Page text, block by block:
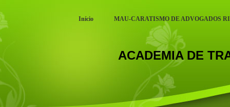
Início MAU-CARATISMO DE ADVOGADOS
ACADEMIA DE
Livro de Visitas